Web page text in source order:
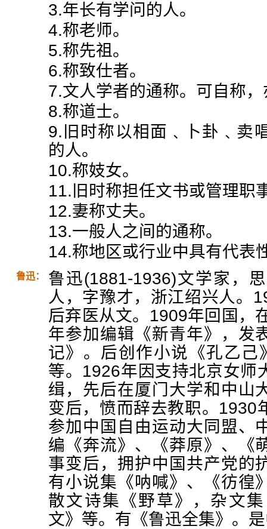
3.年长有学问的人。
4.称老师。
5.称先祖。
6.称致仕者。
7.文人学者的通称。可自称
8.称道士。
9.旧时称以相面﹑卜卦﹑卖
的人。
10.称妓女。
11.旧时称担任文书或管理职
12.妻称丈夫。
13.一般人之间的通称。
14.称地区或行业中具有代表
鲁迅：
鲁迅(1881-1936)文学家，
人，字豫才，浙江绍兴人。
后弃医从文。1909年回国，
年参加编辑《新青年》，发
记》。后创作小说《孔乙
等。1926年因支持北京女师
缉，先后在厦门大学和中山
变后，愤而辞去教职。1930
参加中国自由运动大同盟、
编《奔流》、《莽原》、《
事变后，拥护中国共产党的
有小说集《呐喊》、《彷徨
散文诗集《野草》，杂文
文》等。有《鲁迅全集》。